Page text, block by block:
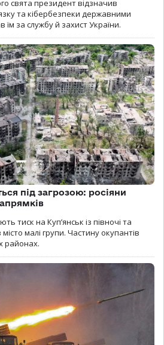
свята президент відзначив
та кібербезпеки державними
за службу й захист України.
під загрозою: росіяни
тиск на Куп’янськ із півночі та
малі групи. Частину окупантів
районах.